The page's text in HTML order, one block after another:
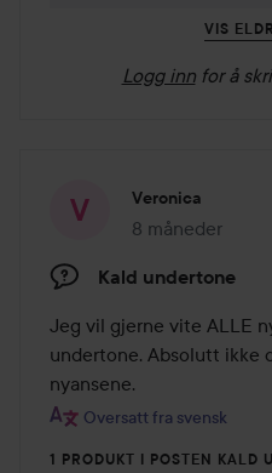
VIS
Logg inn for å
Veronica
8 måneder
Innlegget ble
Kald undertone
Jeg vil gjerne vite ALLE
undertone. Absolutt ikke
nyansene.
Oversatt fra svensk
1 PRODUKT I POSTEN KALD